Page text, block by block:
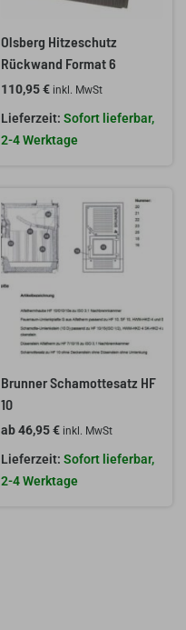
Olsberg Hitzeschutz
Rückwand Format 6
110,95€ inkl. MwSt
Sofort lieferbar,
2-4 Werktage
Brunner Schamottesatz HF
10
ab46,95€ inkl. MwSt
Sofort lieferbar,
2-4 Werktage